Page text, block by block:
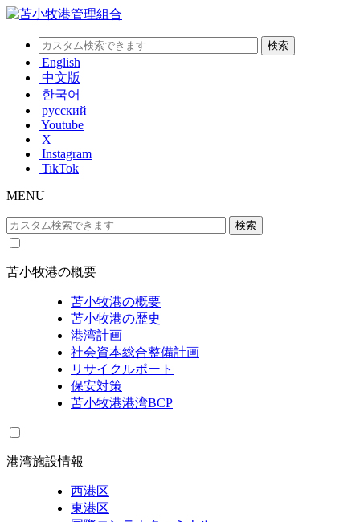
English
中文版
한국어
русский
Youtube
X
Instagram
TikTok
MENU
苫小牧港の概要
苫小牧港の概要
苫小牧港の歴史
港湾計画
社会資本総合整備計画
リサイクルポート
保安対策
苫小牧港港湾BCP
港湾施設情報
西港区
東港区